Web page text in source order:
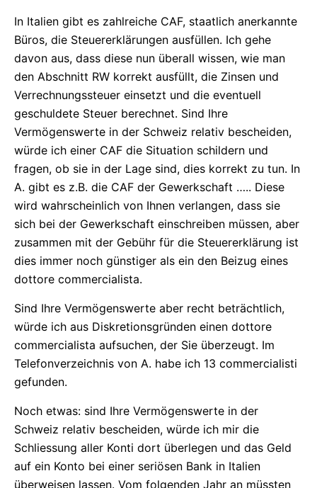
In Italien gibt es zahlreiche CAF, staatlich anerkannte
Büros, die Steuererklärungen ausfüllen. Ich gehe
davon aus, dass diese nun überall wissen, wie man
den Abschnitt RW korrekt ausfüllt, die Zinsen und
Verrechnungssteuer einsetzt und die eventuell
geschuldete Steuer berechnet. Sind Ihre
Vermögenswerte in der Schweiz relativ bescheiden,
würde ich einer CAF die Situation schildern und
fragen, ob sie in der Lage sind, dies korrekt zu tun. In
A. gibt es z.B. die CAF der Gewerkschaft ….. Diese
wird wahrscheinlich von Ihnen verlangen, dass sie
sich bei der Gewerkschaft einschreiben müssen, aber
zusammen mit der Gebühr für die Steuererklärung ist
dies immer noch günstiger als ein den Beizug eines
dottore commercialista.
Sind Ihre Vermögenswerte aber recht beträchtlich,
würde ich aus Diskretionsgründen einen dottore
commercialista aufsuchen, der Sie überzeugt. Im
Telefonverzeichnis von A. habe ich 13 commercialisti
gefunden.
Noch etwas: sind Ihre Vermögenswerte in der
Schweiz relativ bescheiden, würde ich mir die
Schliessung aller Konti dort überlegen und das Geld
auf ein Konto bei einer seriösen Bank in Italien
überweisen lassen. Vom folgenden Jahr an müssten